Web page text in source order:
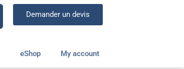
Demander un devis
eShop My account